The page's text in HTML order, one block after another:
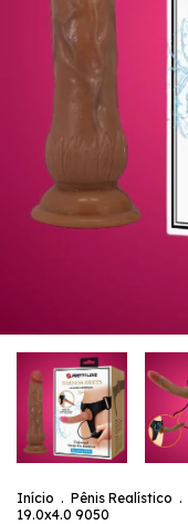
Início . Pênis Realístico .
19.0x4.0 9050